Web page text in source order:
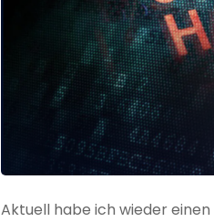
Aktuell habe ich wieder